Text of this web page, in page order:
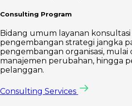
Consulting Program
Bidang umum layanan konsultasi
pengembangan strategi jangka
pengembangan organisasi, mulai
manajemen perubahan, hingga
pelanggan.
Consulting Services